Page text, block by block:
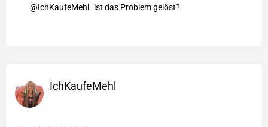
IchKaufeMehl ist das Problem gelöst?
IchKaufeMehl